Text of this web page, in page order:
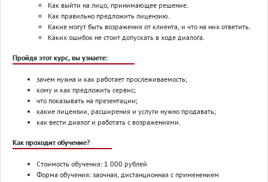
Как выйти на лицо, принимающее решение.
Как правильно предложить лицензию.
Какие могут быть возражения от клиента, и что на них ответить.
Каких ошибок не стоит допускать в ходе диалога.
Пройдя этот курс, вы узнаете:
зачем нужна и как работает прослеживаемость;
кому и как предложить сервис;
что показывать на презентации;
какие лицензии, расширения и услуги нужно продавать;
как вести диалог и работать с возражениями.
Как проходит обучение?
Стоимость обучения: 1 000 рублей
Форма обучения: заочная, дистанционная с применением